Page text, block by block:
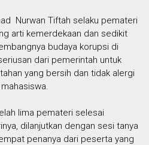
Nurwan Tiftah selaku pemateri
arti kemerdekaan dan sedikit
budaya korupsi di
dari pemerintah untuk
yang bersih dan tidak alergi
lima pemateri selesai
dilanjutkan dengan sesi tanya
penanya dari peserta yang